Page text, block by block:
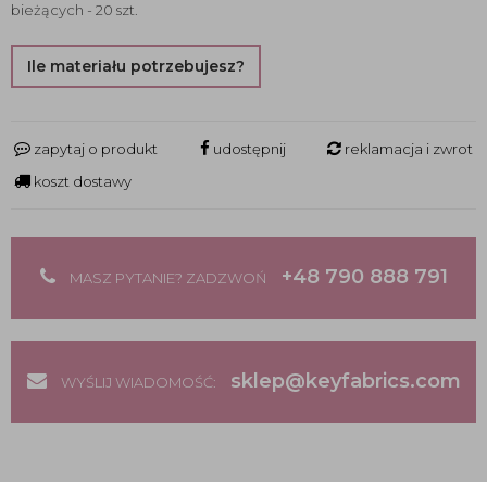
bieżących - 20 szt.
Ile materiału potrzebujesz?
zapytaj o produkt udostępnij
reklamacja i zwrot
koszt dostawy
MASZ PYTANIE? ZADZWOŃ +48 790 888 791
WYŚLIJ WIADOMOŚĆ: sklep@keyfabrics.com